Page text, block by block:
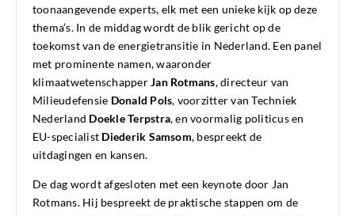
toonaangevende experts, elk met een unieke kijk op deze
thema’s. In de middag wordt de blik gericht op de
toekomst van de energietransitie in Nederland. Een panel
met prominente namen, waaronder
klimaatwetenschapperJan Rotmans, directeur van
Milieudefensie Donald Pols, voorzitter van Techniek
Nederland Doekle Terpstra, en voormalig politicus en
EU-specialist Diederik Samsom, bespreekt de
uitdagingen en kansen.
De dag wordt afgesloten met een keynote door Jan
Rotmans. Hij bespreekt de praktische stappen om de